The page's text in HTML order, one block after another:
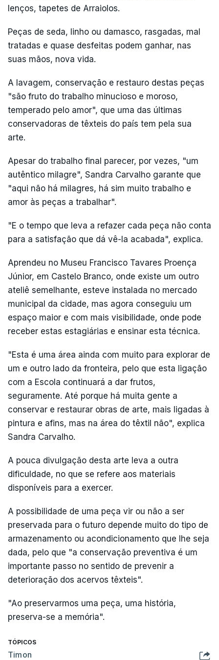
lenços, tapetes de Arraiolos.
Peças de seda, linho ou damasco, rasgadas, mal
tratadas e quase desfeitas podem ganhar, nas
suas mãos, nova vida.
A lavagem, conservação e restauro destas peças
"são fruto do trabalho minucioso e moroso,
temperado pelo amor", que uma das últimas
conservadoras de têxteis do país tem pela sua
arte.
Apesar do trabalho final parecer, por vezes, "um
autêntico milagre", Sandra Carvalho garante que
"aqui não há milagres, há sim muito trabalho e
amor às peças a trabalhar".
"E o tempo que leva a refazer cada peça não conta
para a satisfação que dá vê-la acabada", explica.
Aprendeu no Museu Francisco Tavares Proença
Júnior, em Castelo Branco, onde existe um outro
ateliê semelhante, esteve instalada no mercado
municipal da cidade, mas agora conseguiu um
espaço maior e com mais visibilidade, onde pode
receber estas estagiárias e ensinar esta técnica.
"Esta é uma área ainda com muito para explorar de
um e outro lado da fronteira, pelo que esta ligação
com a Escola continuará a dar frutos,
seguramente. Até porque há muita gente a
conservar e restaurar obras de arte, mais ligadas à
pintura e afins, mas na área do têxtil não", explica
Sandra Carvalho.
A pouca divulgação desta arte leva a outra
dificuldade, no que se refere aos materiais
disponíveis para a exercer.
A possibilidade de uma peça vir ou não a ser
preservada para o futuro depende muito do tipo de
armazenamento ou acondicionamento que lhe seja
dada, pelo que "a conservação preventiva é um
importante passo no sentido de prevenir a
deterioração dos acervos têxteis".
"Ao preservarmos uma peça, uma história,
preserva-se a memória".
TÓPICOS
Timon